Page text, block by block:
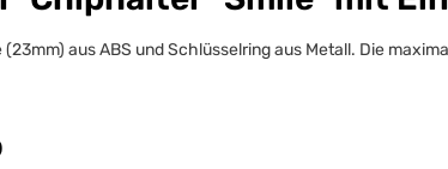
aus ABS und Schlüsselring aus Metall. Die